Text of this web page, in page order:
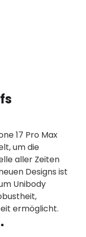
17 Pro Max
um die
aller Zeiten
Designs ist
Unibody
ermöglicht.